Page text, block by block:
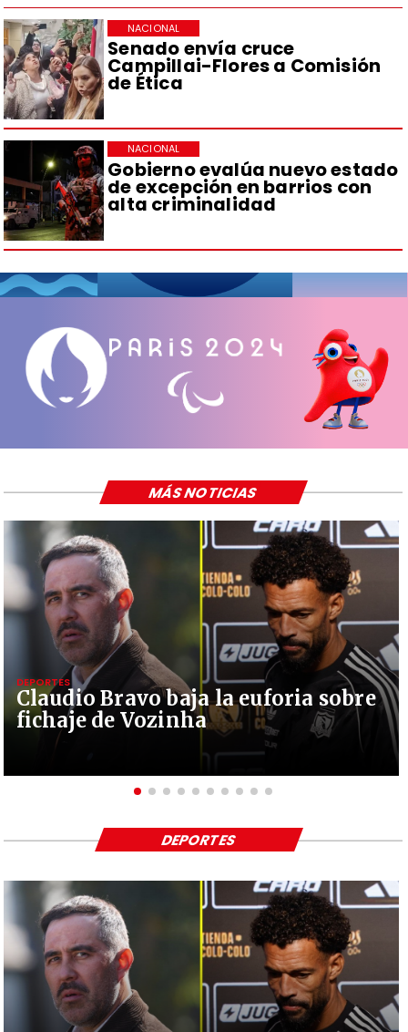
Senado envía cruce
Campillai-Flores a Comisión
de Ética
NACIONAL
Gobierno evalúa nuevo estado
de excepción en barrios con
alta criminalidad
NACIONAL
Claudio Bravo baja la euforia sobre
fichaje de Vozinha
DEPORTES
MÁS NOTICIAS
DEPORTES